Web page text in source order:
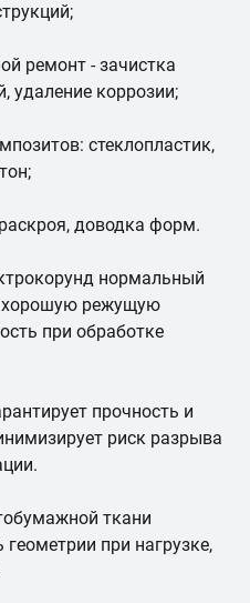
ремонт - зачистка
удаление коррозии;
стеклопластик,
доводка форм.
нормальный
хорошую режущую
при обработке
прочность и
риск разрыва
ткани
геометрии при нагрузке,